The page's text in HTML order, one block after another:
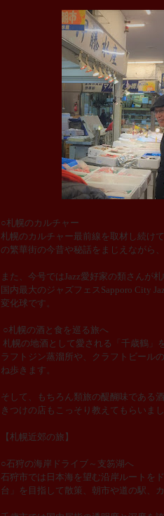
○札幌のカルチャー
札幌のカルチャー最前線を取材し続け
の繁華街の今昔や秘話をまじえながら
また、今号ではJazz愛好家の類さんが
国内最大のジャズフェスSapporo City
変化球です。
○札幌の酒と食を巡る旅へ
札幌の地酒として愛される「千歳鶴」
ラフトジン蒸溜所や、クラフトビール
ね歩きます。
そして、もちろん類旅の醍醐味である
きつけの店もこっそり教えてもらいま
【札幌近郊の旅】
○石狩の海岸ドライブ～支笏湖へ
石狩市では日本海を望む沿岸ルートを
台」を目指して散策、朝市や道の駅、